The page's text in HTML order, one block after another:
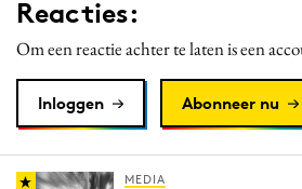
Purpose Marketing
Reputatie & crisis
Reacties:
Om een reactie achter te laten is een
Inloggen Abonneer nu
MEDIA